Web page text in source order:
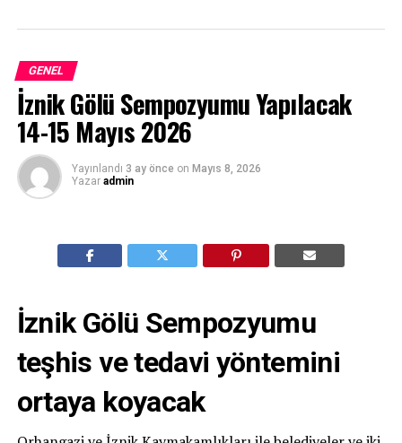
GENEL
İznik Gölü Sempozyumu Yapılacak
14-15 Mayıs 2026
Yayınlandı 3 ay önce on Mayıs 8, 2026
Yazar admin
İznik Gölü Sempozyumu
teşhis ve tedavi yöntemini
ortaya koyacak